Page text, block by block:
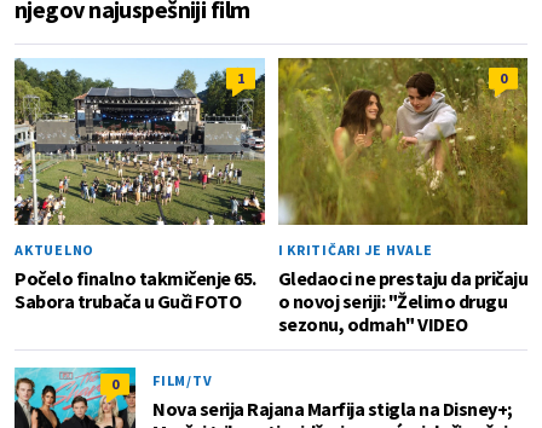
njegov najuspešniji film
1
AKTUELNO
Počelo finalno takmičenje 65.
Sabora trubača u Guči FOTO
0
I KRITIČARI JE HVALE
Gledaoci ne prestaju da pričaju
o novoj seriji: "Želimo drugu
sezonu, odmah" VIDEO
0 FILM/TV
Nova serija Rajana Marfija stigla na Disney+;